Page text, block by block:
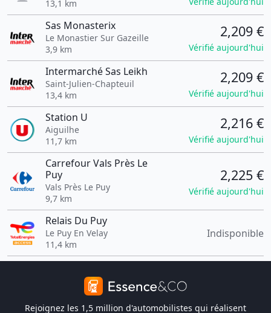
13,1 km
Sas Monasterix
Le Monastier Sur Gazeille
3,9 km
2,209 €
Vérifié aujourd'hui
Intermarché Sas Leikh
Saint-Julien-Chapteuil
13,4 km
2,209 €
Vérifié aujourd'hui
Station U
Aiguilhe
11,7 km
2,216 €
Vérifié aujourd'hui
Carrefour Vals Près Le
Puy
Vals Près Le Puy
9,7 km
2,225 €
Vérifié aujourd'hui
Relais Du Puy
Le Puy En Velay
11,4 km
Indisponible
Rejoignez les 1,5 million d'automobilistes qui réalisent